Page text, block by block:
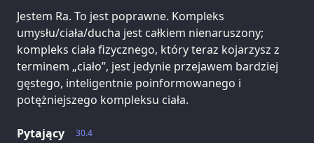
Jestem Ra. To jest poprawne. Kompleks
umysłu/ciała/ducha jest całkiem nienaruszony;
kompleks ciała fizycznego, który teraz kojarzysz z
terminem „ciało”, jest jedynie przejawem bardziej
gęstego, inteligentnie poinformowanego i
potężniejszego kompleksu ciała.
30.4
Pytający